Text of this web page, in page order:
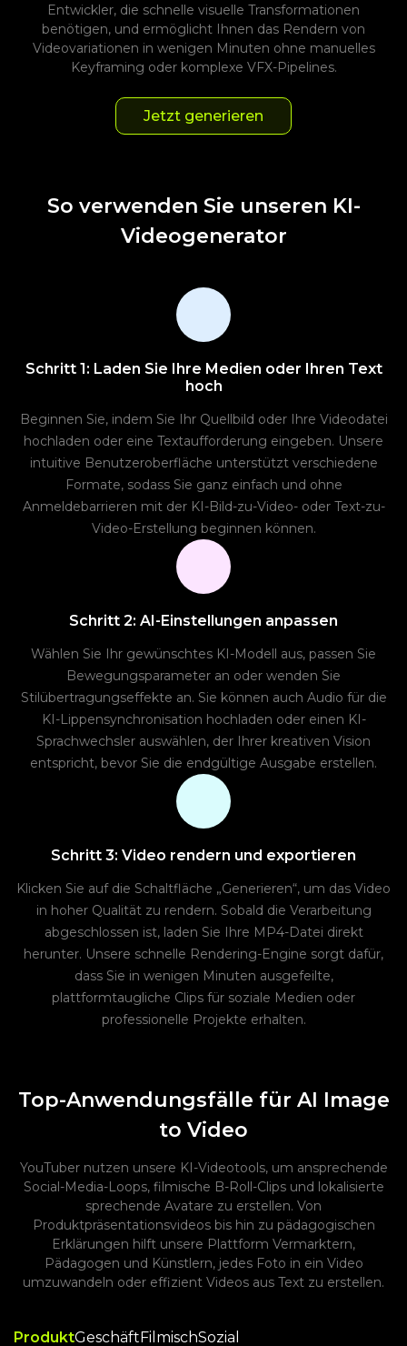
Entwickler, die schnelle visuelle Transformationen
benötigen, und ermöglicht Ihnen das Rendern von
Videovariationen in wenigen Minuten ohne manuelles
Keyframing oder komplexe VFX-Pipelines.
Jetzt generieren
So verwenden Sie unseren KI-
Videogenerator
Schritt 1: Laden Sie Ihre Medien oder Ihren Text
hoch
Beginnen Sie, indem Sie Ihr Quellbild oder Ihre Videodatei
hochladen oder eine Textaufforderung eingeben. Unsere
intuitive Benutzeroberfläche unterstützt verschiedene
Formate, sodass Sie ganz einfach und ohne
Anmeldebarrieren mit der KI-Bild-zu-Video- oder Text-zu-
Video-Erstellung beginnen können.
Schritt 2: AI-Einstellungen anpassen
Wählen Sie Ihr gewünschtes KI-Modell aus, passen Sie
Bewegungsparameter an oder wenden Sie
Stilübertragungseffekte an. Sie können auch Audio für die
KI-Lippensynchronisation hochladen oder einen KI-
Sprachwechsler auswählen, der Ihrer kreativen Vision
entspricht, bevor Sie die endgültige Ausgabe erstellen.
Schritt 3: Video rendern und exportieren
Klicken Sie auf die Schaltfläche „Generieren“, um das Video
in hoher Qualität zu rendern. Sobald die Verarbeitung
abgeschlossen ist, laden Sie Ihre MP4-Datei direkt
herunter. Unsere schnelle Rendering-Engine sorgt dafür,
dass Sie in wenigen Minuten ausgefeilte,
plattformtaugliche Clips für soziale Medien oder
professionelle Projekte erhalten.
Top-Anwendungsfälle für AI Image
to Video
YouTuber nutzen unsere KI-Videotools, um ansprechende
Social-Media-Loops, filmische B-Roll-Clips und lokalisierte
sprechende Avatare zu erstellen. Von
Produktpräsentationsvideos bis hin zu pädagogischen
Erklärungen hilft unsere Plattform Vermarktern,
Pädagogen und Künstlern, jedes Foto in ein Video
umzuwandeln oder effizient Videos aus Text zu erstellen.
ProduktGeschäftFilmischSozial